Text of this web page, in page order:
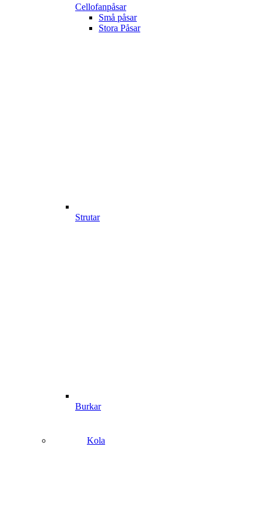
Cellofanpåsar
Små påsar
Stora Påsar
Strutar
Burkar
Kola